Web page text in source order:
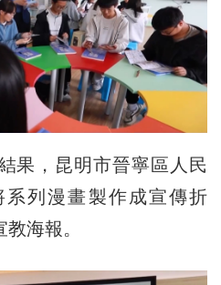
，昆明市晉寧區人民
列漫畫製作成宣傳折
海報。